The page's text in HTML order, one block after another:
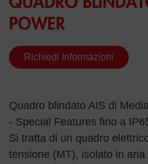
QUADRO
POWER
Richiedi Informazioni
Quadro blindato AIS di
- Special Features fino a
Si tratta di un quadro
tensione (MT), isolato in